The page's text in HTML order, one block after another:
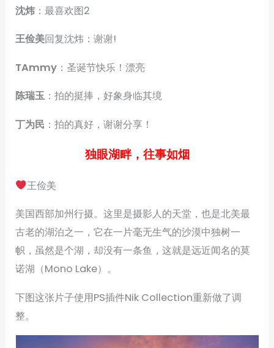
沈炜 ：最喜欢图2
王俭美回复沈炜：谢谢!
TAmmy ：圣诞节快乐！漂亮
陈瑞玉 ：拍的挺捧，好象身临其境
丁为民 ：拍的真好，谢谢分享！
独眼湖畔，往事如烟
王俭美
美国西部加州行摄。这里是摄影人的天堂，也是北美最
古老的湖泊之一，它在一片毫无生气的沙漠中独树一
帜，虽然是个湖，却没有一条鱼，这就是远近闻名的莫
诺湖（Mono Lake）。
下图这张片子使用PS插件Nik Collection重新做了调
整。